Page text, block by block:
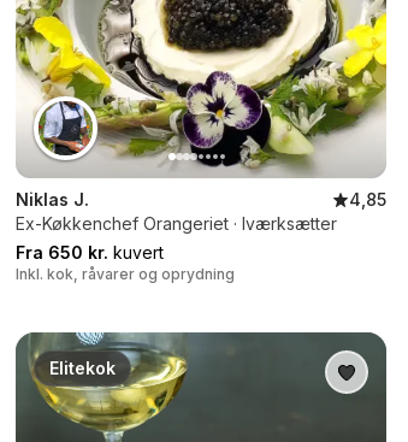
Niklas J.
4,85
Ex-Køkkenchef Orangeriet · Iværksætter
Fra 650 kr. kuvert
Inkl. kok, råvarer og oprydning
Elitekok